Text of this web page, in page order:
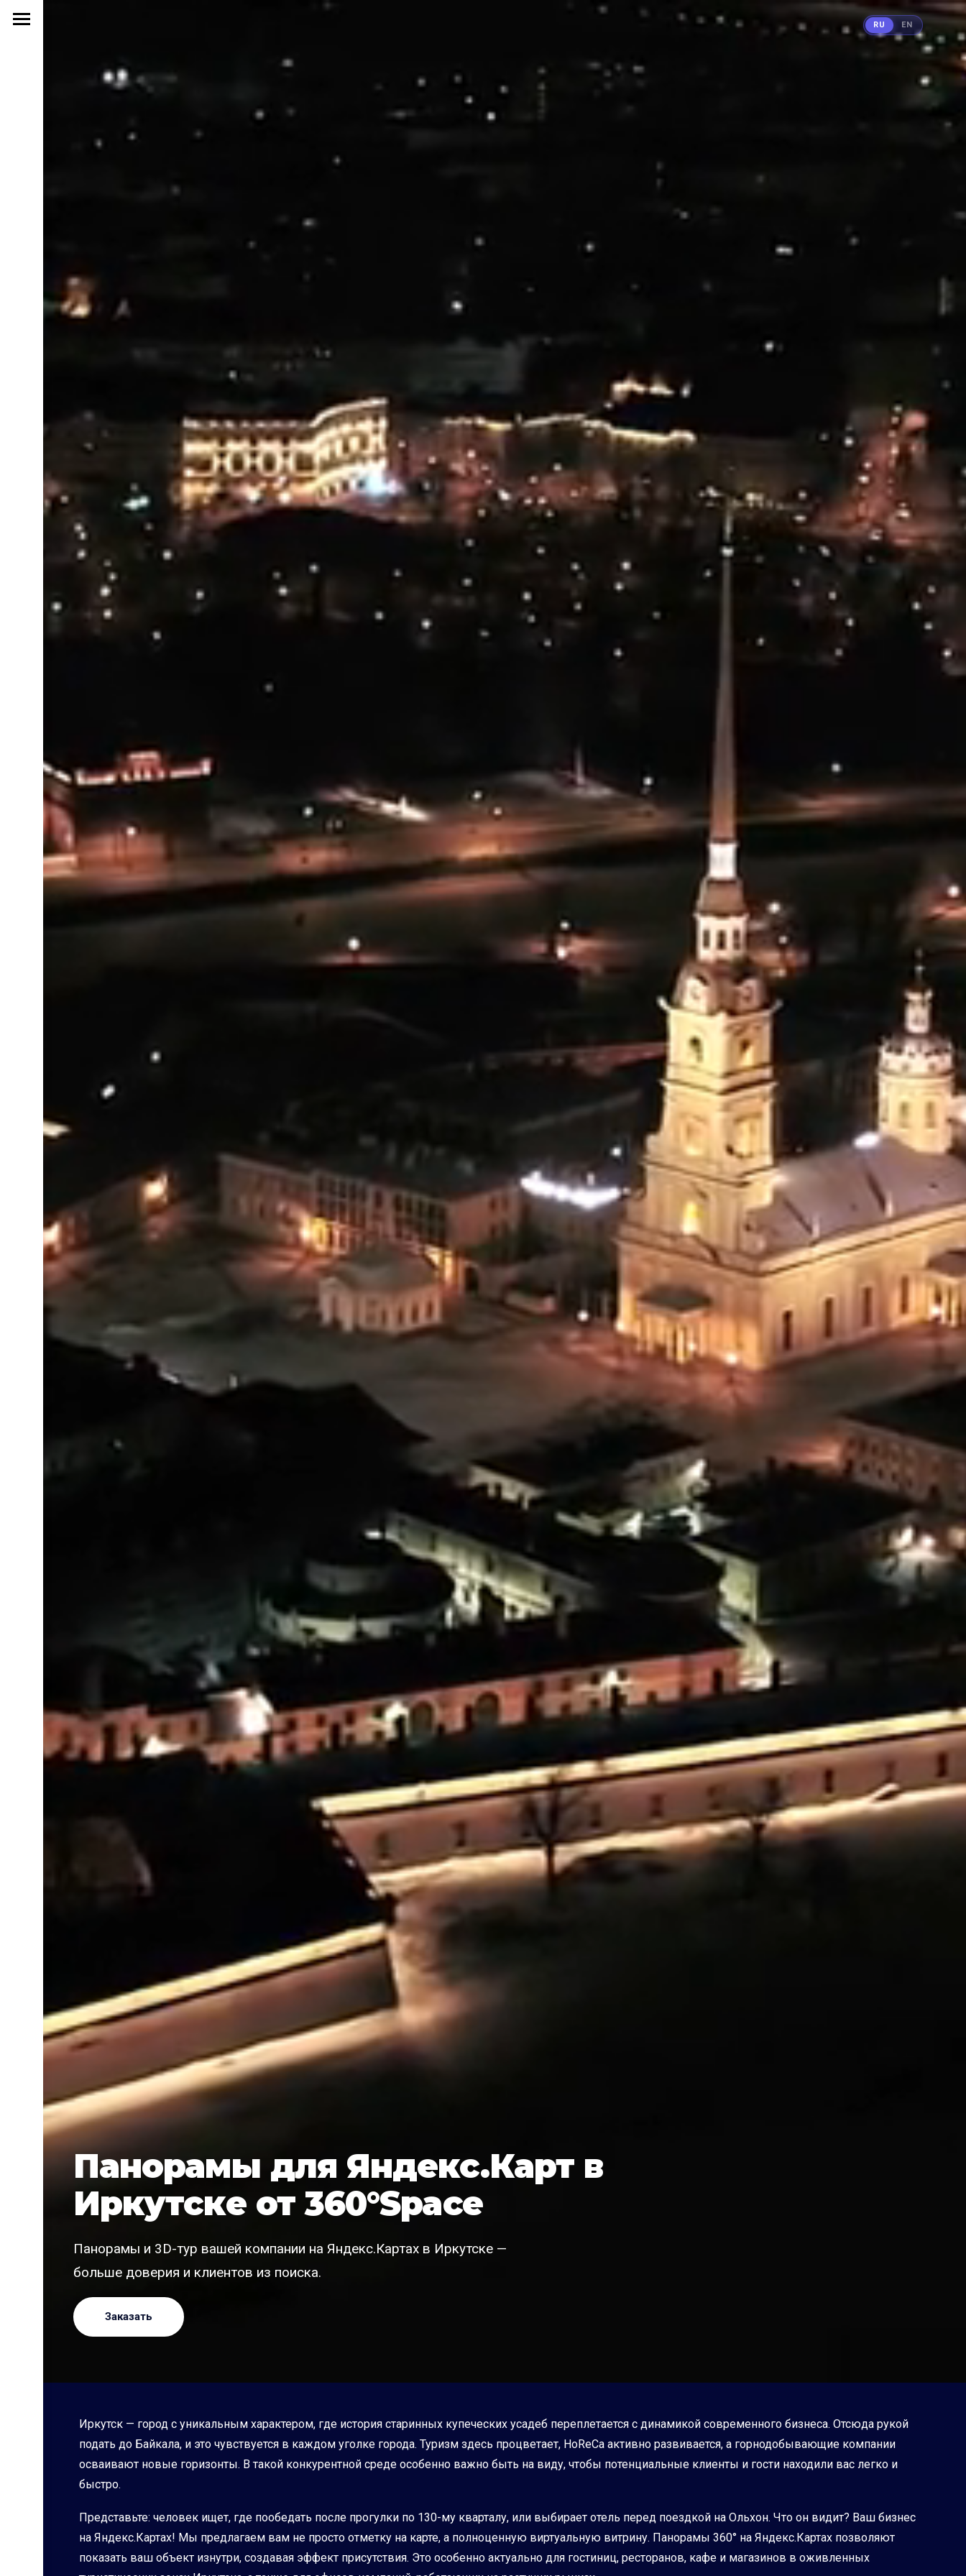
Панорамы для Яндекс.Карт в
Иркутске от 360°Space
Панорамы и 3D-тур вашей компании на Яндекс.Картах в Иркутске —
больше доверия и клиентов из поиска.
Заказать
Иркутск — город с уникальным характером, где история старинных купеческих усадеб переплетается с динамикой современного бизнеса. Отсюда рукой
подать до Байкала, и это чувствуется в каждом уголке города. Туризм здесь процветает, HoReCa активно развивается, а горнодобывающие компании
осваивают новые горизонты. В такой конкурентной среде особенно важно быть на виду, чтобы потенциальные клиенты и гости находили вас легко и
быстро.
Представьте: человек ищет, где пообедать после прогулки по 130-му кварталу, или выбирает отель перед поездкой на Ольхон. Что он видит? Ваш бизнес
на Яндекс.Картах! Мы предлагаем вам не просто отметку на карте, а полноценную виртуальную витрину. Панорамы 360° на Яндекс.Картах позволяют
показать ваш объект изнутри, создавая эффект присутствия. Это особенно актуально для гостиниц, ресторанов, кафе и магазинов в оживленных
RU EN